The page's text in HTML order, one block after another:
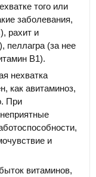
того или
заболевания,
рахит и
пеллагра (за нее
B1).
нехватка
как авитаминоз,
При
и
витаминов,